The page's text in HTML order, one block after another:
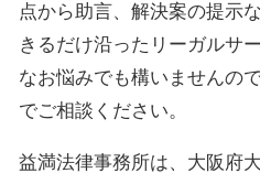
点から助言、解決案の提示
きるだけ沿ったリーガルサ
なお悩みでも構いませんの
でご相談ください。
益満法律事務所は、大阪府